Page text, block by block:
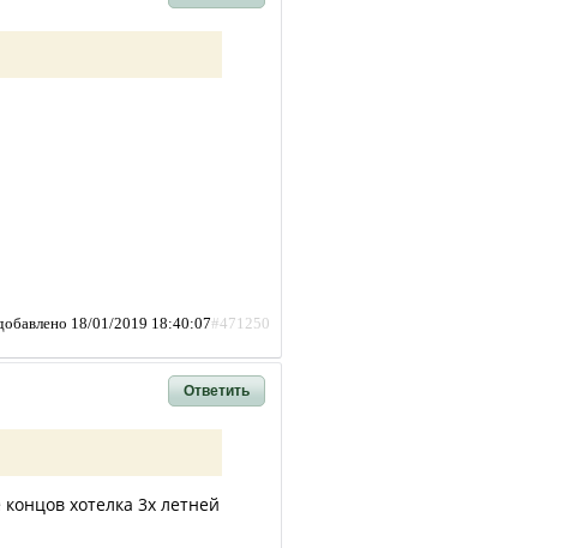
18/01/2019 18:40:07#471250
Ответить
хотелка 3х летней